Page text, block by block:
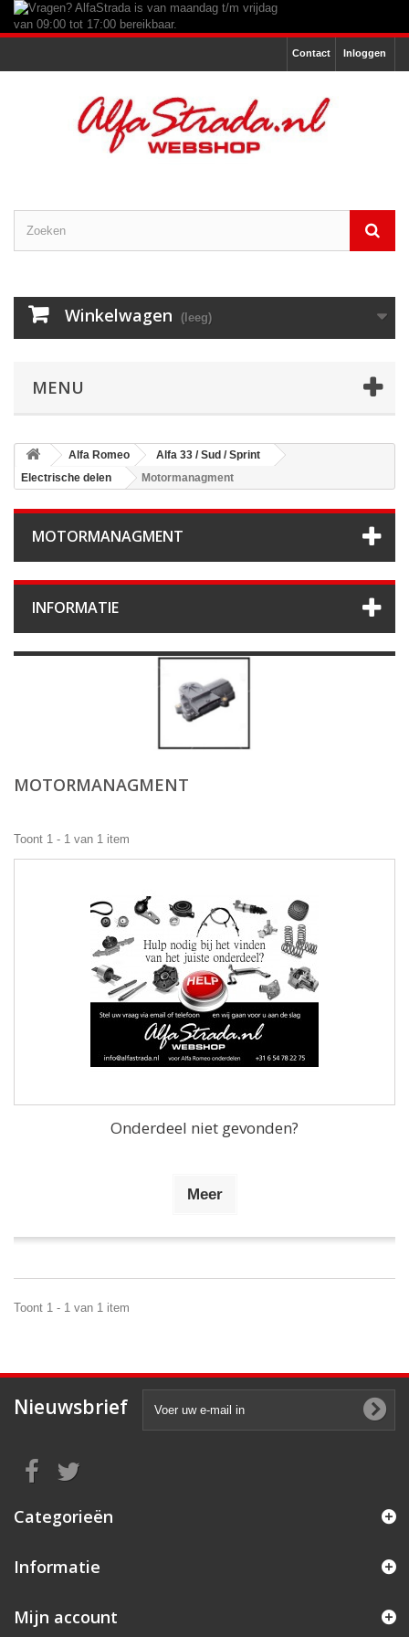
Inloggen
Contact
Winkelwagen (leeg)
MENU
Alfa Romeo
Alfa 33 / Sud / Sprint
Electrische delen
Motormanagment
MOTORMANAGMENT
INFORMATIE
MOTORMANAGMENT
Toont 1 - 1 van 1 item
Onderdeel niet gevonden?
Meer
Toont 1 - 1 van 1 item
Nieuwsbrief
Categorieën
Informatie
Mijn account